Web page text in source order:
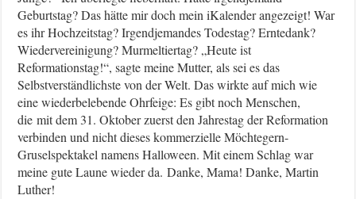
Geburtstag? Das hätte mir doch mein iKalender angezeigt! War
es ihr Hochzeitstag? Irgendjemandes Todestag? Erntedank?
Wiedervereinigung? Murmeltiertag? „Heute ist
Reformationstag!“, sagte meine Mutter, als sei es das
Selbstverständlichste von der Welt. Das wirkte auf mich wie
eine wiederbelebende Ohrfeige: Es gibt noch Menschen,
die mit dem 31. Oktober zuerst den Jahrestag der Reformation
verbinden und nicht dieses kommerzielle Möchtegern-
Gruselspektakel namens Halloween. Mit einem Schlag war
meine gute Laune wieder da. Danke, Mama! Danke, Martin
Luther!